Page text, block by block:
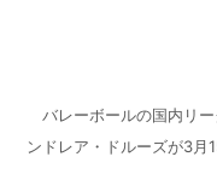
バレーボールの国内リ
ンドレア・ドルーズが3月